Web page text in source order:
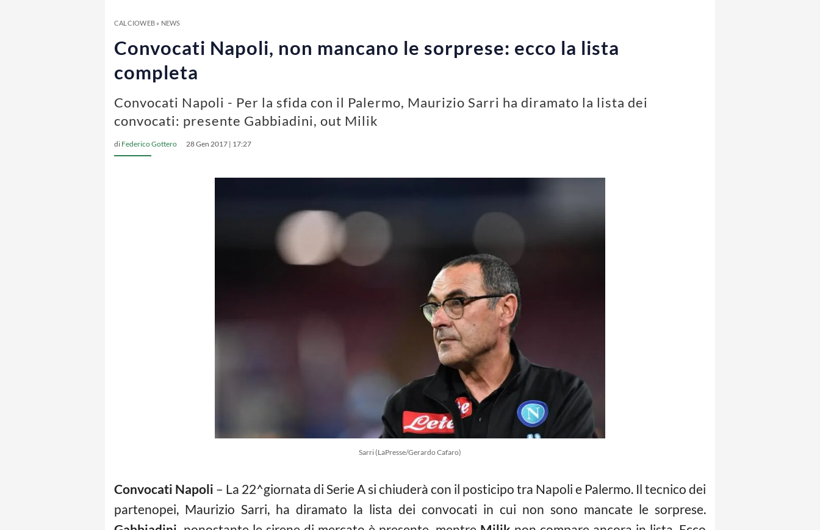
CALCIOWEB» NEWS
Convocati Napoli, non mancano le sorprese: ecco la lista
completa
Convocati Napoli - Per la sfida con il Palermo, Maurizio Sarri ha diramato la lista dei
convocati: presente Gabbiadini, out Milik
di Federico Gottero 28 Gen 2017 | 17:27
Sarri (LaPresse/Gerardo Cafaro)
Convocati Napoli – La 22^giornata di Serie A si chiuderà con il posticipo tra Napoli e Palermo. Il tecnico dei
partenopei, Maurizio Sarri, ha diramato la lista dei convocati in cui non sono mancate le sorprese.